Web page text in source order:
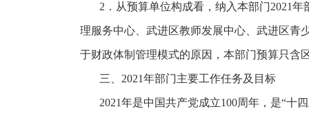
2．从预算单位构成看，纳入本部门2021
理服务中心、武进区教师发展中心、武进区青
于财政体制管理模式的原因，本部门预算只含
三、 2021年部门主要工作任务及目标
2021年是中国共产党成立100周年，是“十